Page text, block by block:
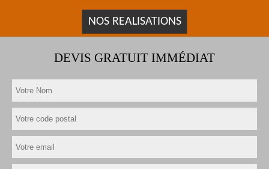
NOS REALISATIONS
DEVIS GRATUIT IMMÉDIAT